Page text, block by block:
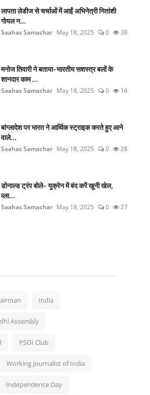
लापता लेडीज से चर्चाओं में आईं अभिनेत्री नितांशी
गोयल न...
Saahas Samachar May 18, 2025 0 38
मनोज तिवारी ने बताया-भारतीय सशस्त्र बलों के
शानदार काम ...
Saahas Samachar May 18, 2025 0 16
बांग्लादेश पर भारत ने आर्थिक स्ट्राइक करते हुए आने
वाले...
Saahas Samachar May 18, 2025 0 28
डोनाल्ड ट्रंप बोले- यूक्रेन में बंद करें खूनी खेल,
व्ला...
Saahas Samachar May 18, 2025 0 27
India
Assembly
PSOI Club
Working Journalist of India
Independence Day